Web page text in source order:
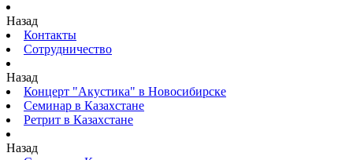
Назад
Контакты
Сотрудничество
Назад
Концерт "Акустика" в Новосибирске
Семинар в Казахстане
Ретрит в Казахстане
Назад